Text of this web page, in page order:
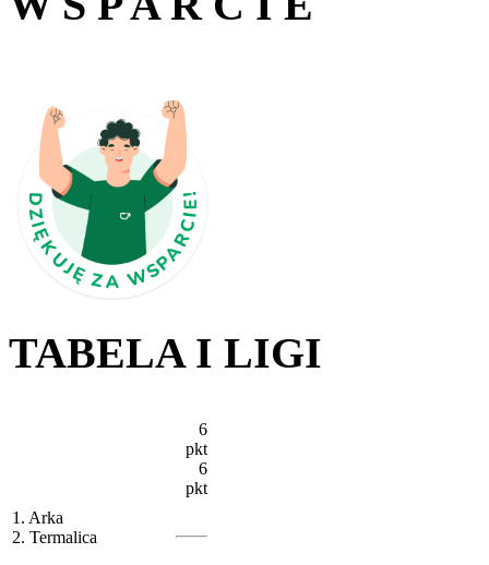
TABELA I LIGI
1. Arka
2. Termalica
6
pkt
6
pkt